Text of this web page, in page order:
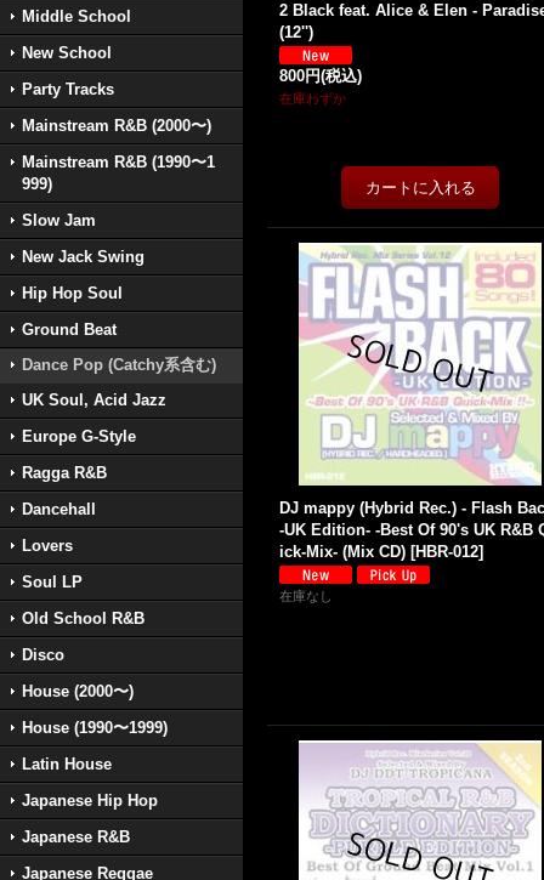
Middle School
New School
Party Tracks
Mainstream R&B (2000〜)
Mainstream R&B (1990〜1
999)
Slow Jam
New Jack Swing
Hip Hop Soul
Ground Beat
Dance Pop (Catchy系含む)
UK Soul, Acid Jazz
Europe G-Style
Ragga R&B
Dancehall
Lovers
Soul LP
Old School R&B
Disco
House (2000〜)
House (1990〜1999)
Latin House
Japanese Hip Hop
Japanese R&B
Japanese Reggae
2 Black feat. Alice & Elen -
(12'')
800円(税込)
在庫わずか
DJ mappy (Hybrid Rec.) - Flash
-UK Edition- -Best Of 90's UK R&B
ick-Mix- (Mix CD) [HBR-012]
在庫なし